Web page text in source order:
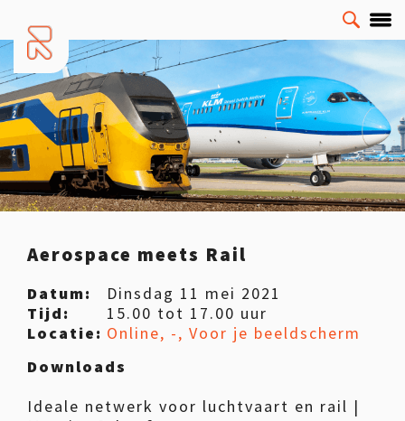
Aerospace meets Rail
Datum:
Dinsdag 11 mei 2021
Tijd:
15.00 tot 17.00 uur
Locatie: Online, -, Voor je beeldscherm
Downloads
Ideale netwerk voor luchtvaart en rail |